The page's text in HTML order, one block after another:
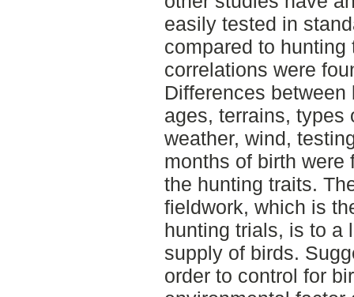
easily tested in
compared to
correlations were
Differences
ages, terrains, types
weather, wind,
months of birth were
the hunting traits.
fieldwork, which is
hunting trials, is to a
supply of birds.
order to control for